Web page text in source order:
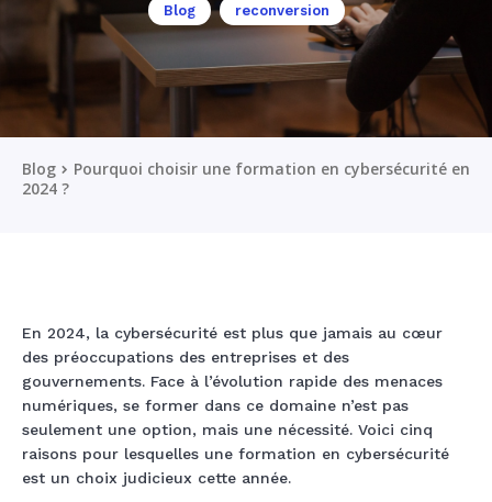
Blog reconversion
Blog
Pourquoi choisir une formation en cybersécurité en
2024 ?
En 2024, la cybersécurité est plus que jamais au cœur
des préoccupations des entreprises et des
gouvernements. Face à l’évolution rapide des menaces
numériques, se former dans ce domaine n’est pas
seulement une option, mais une nécessité. Voici cinq
raisons pour lesquelles une formation en cybersécurité
est un choix judicieux cette année.